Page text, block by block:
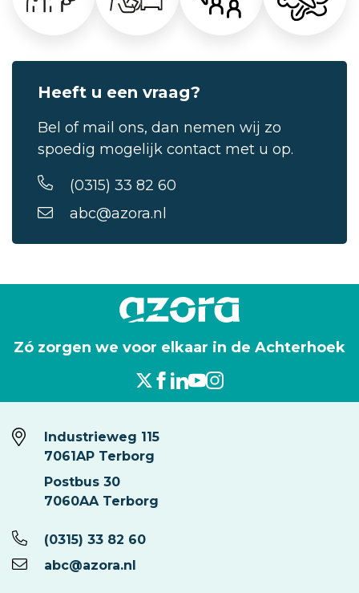
Heeft u een vraag?
Bel of mail ons, dan nemen wij zo
spoedig mogelijk contact met u op.
(0315) 33 82 60
abc@azora.nl
Zó zorgen we voor elkaar in de Achterhoek
Industrieweg 115
7061AP Terborg
Postbus 30
7060AA Terborg
(0315) 33 82 60
abc@azora.nl